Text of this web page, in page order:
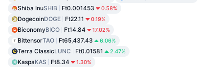
Shiba InuSHIB Ft0.001453 0.58%
DogecoinDOGE Ft22.11 0.19%
BiconomyBICO Ft14.84 17.02%
BittensorTAO Ft65,437.43 6.06%
Terra ClassicLUNC Ft0.01581 2.47%
KaspaKAS Ft8.34 1.30%